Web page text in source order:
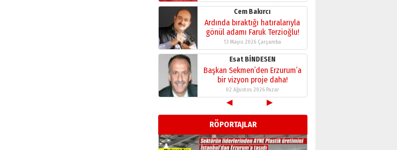
26 Mart 2026 Perşembe
Cem Bakırcı
Ardında bıraktığı hatıralarıyla
gönül adamı Faruk Terzioğlu!
13 Mayıs 2026 Çarşamba
Esat BİNDESEN
Başkan Sekmen’den Erzurum’a
bir vizyon proje daha!
02 Ağustos 2026 Pazar
Kadir SABUNCUOĞLU
Erzurumspor’un köşe taşları
29 Haziran 2026 Pazartesi
◀ ▶
RÖPORTAJLAR